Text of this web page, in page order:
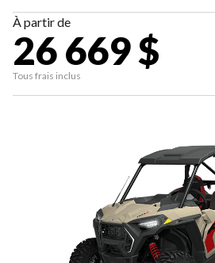
À partir de
26 669 $
Tous frais inclus